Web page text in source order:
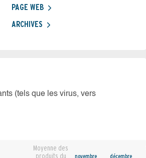
PAGE WEB
ARCHIVES
(tels que les virus, vers
Moyenne des
produits du
novembre décembre